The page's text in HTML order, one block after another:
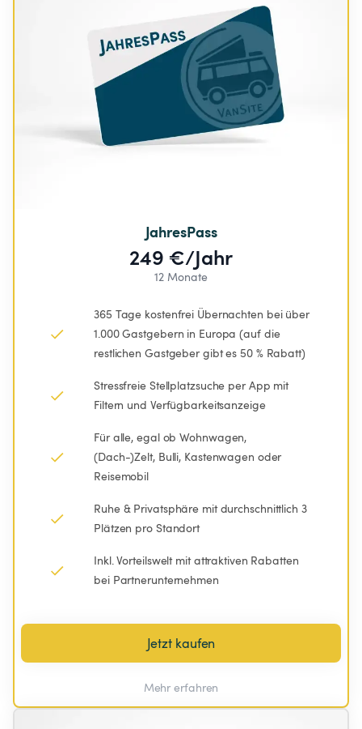
JahresPass
249 €/Jahr
12 Monate
365 Tage kostenfrei Übernachten bei über
1.000 Gastgebern in Europa (auf die
restlichen Gastgeber gibt es 50 % Rabatt)
Stressfreie Stellplatzsuche per App mit
Filtern und Verfügbarkeitsanzeige
Für alle, egal ob Wohnwagen,
(Dach-)Zelt, Bulli, Kastenwagen oder
Reisemobil
Ruhe & Privatsphäre mit durchschnittlich 3
Plätzen pro Standort
Inkl. Vorteilswelt mit attraktiven Rabatten
bei Partnerunternehmen
Jetzt kaufen
Mehr erfahren